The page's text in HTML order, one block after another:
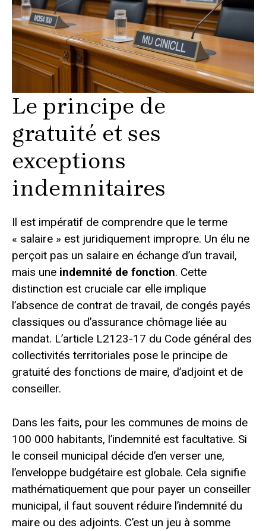
Le principe de
gratuité et ses
exceptions
indemnitaires
Il est impératif de comprendre que le terme
« salaire » est juridiquement impropre. Un élu ne
perçoit pas un salaire en échange d’un travail,
mais une indemnité de fonction. Cette
distinction est cruciale car elle implique
l’absence de contrat de travail, de congés payés
classiques ou d’assurance chômage liée au
mandat. L’article L2123-17 du Code général des
collectivités territoriales pose le principe de
gratuité des fonctions de maire, d’adjoint et de
conseiller.
Dans les faits, pour les communes de moins de
100 000 habitants, l’indemnité est facultative. Si
le conseil municipal décide d’en verser une,
l’enveloppe budgétaire est globale. Cela signifie
mathématiquement que pour payer un conseiller
municipal, il faut souvent réduire l’indemnité du
maire ou des adjoints. C’est un jeu à somme